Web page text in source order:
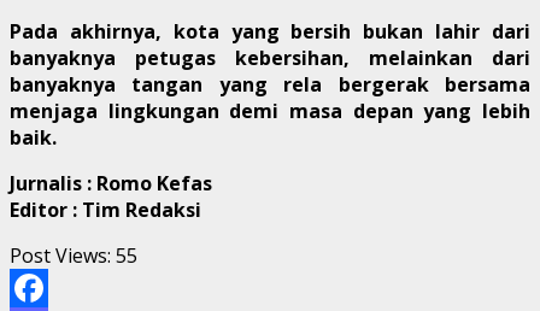
Pada akhirnya, kota yang bersih bukan lahir dari
banyaknya petugas kebersihan, melainkan dari
banyaknya tangan yang rela bergerak bersama
menjaga lingkungan demi masa depan yang lebih
baik.
Jurnalis : Romo Kefas
Editor : Tim Redaksi
Post Views: 55